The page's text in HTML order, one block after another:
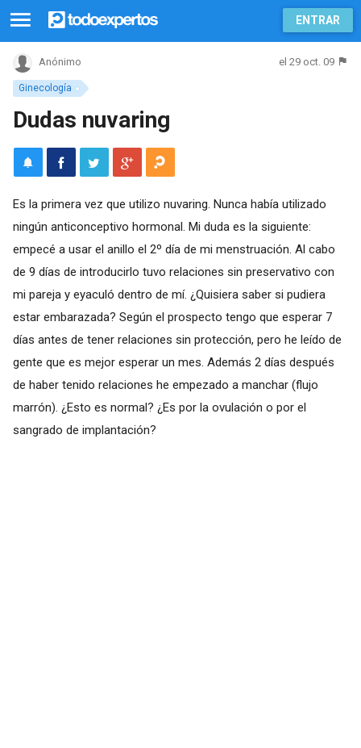
ENTRAR
Ginecología
Anónimo el 29 oct. 09
Dudas nuvaring
Es la primera vez que utilizo nuvaring. Nunca había utilizado
ningún anticonceptivo hormonal. Mi duda es la siguiente:
empecé a usar el anillo el 2º día de mi menstruación. Al cabo
de 9 días de introducirlo tuvo relaciones sin preservativo con
mi pareja y eyaculó dentro de mí. ¿Quisiera saber si pudiera
estar embarazada? Según el prospecto tengo que esperar 7
días antes de tener relaciones sin protección, pero he leído de
gente que es mejor esperar un mes. Además 2 días después
de haber tenido relaciones he empezado a manchar (flujo
marrón). ¿Esto es normal? ¿Es por la ovulación o por el
sangrado de implantación?